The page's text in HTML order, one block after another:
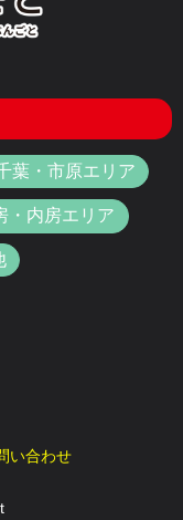
葉・市原エリア
・内房エリア
い合わせ